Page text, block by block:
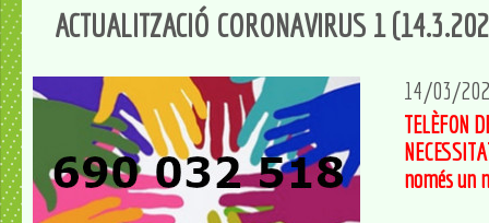
ACTUALITZACIÓ CORONAVIRUS 1
14/03/
TELÈFON
només un